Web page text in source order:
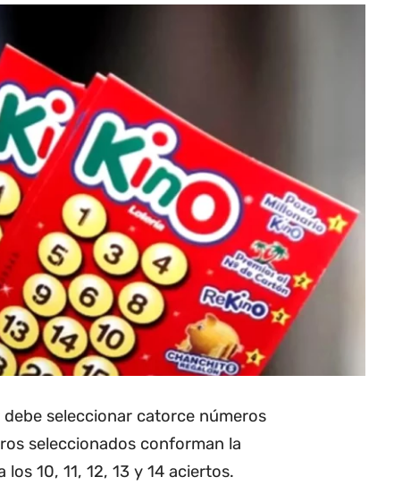
seleccionar catorce números
seleccionados conforman la
10, 11, 12, 13 y 14 aciertos.